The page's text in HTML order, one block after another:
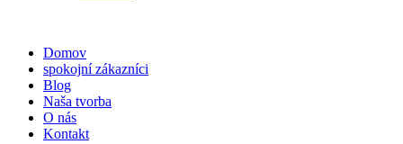
Domov
spokojní zákazníci
Blog
Naša tvorba
O nás
Kontakt